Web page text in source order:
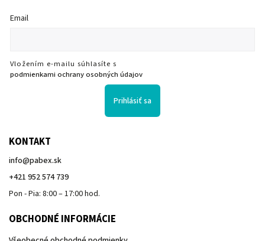
Email
Vložením e-mailu súhlasíte s
podmienkami ochrany osobných údajov
Prihlásiť sa
KONTAKT
info@pabex.sk
+421 952 574 739
Pon - Pia: 8:00 – 17:00 hod.
OBCHODNÉ INFORMÁCIE